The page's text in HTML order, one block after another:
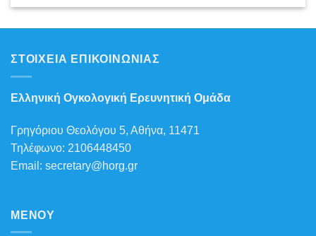
ΣΤΟΙΧΕΙΑ ΕΠΙΚΟΙΝΩΝΙΑΣ
Ελληνική Ογκολογική Ερευνητική Ομάδα
Γρηγόριου Θεολόγου 5, Αθήνα, 11471
Τηλέφωνο: 2106448450
Email: secretary@horg.gr
MENOY